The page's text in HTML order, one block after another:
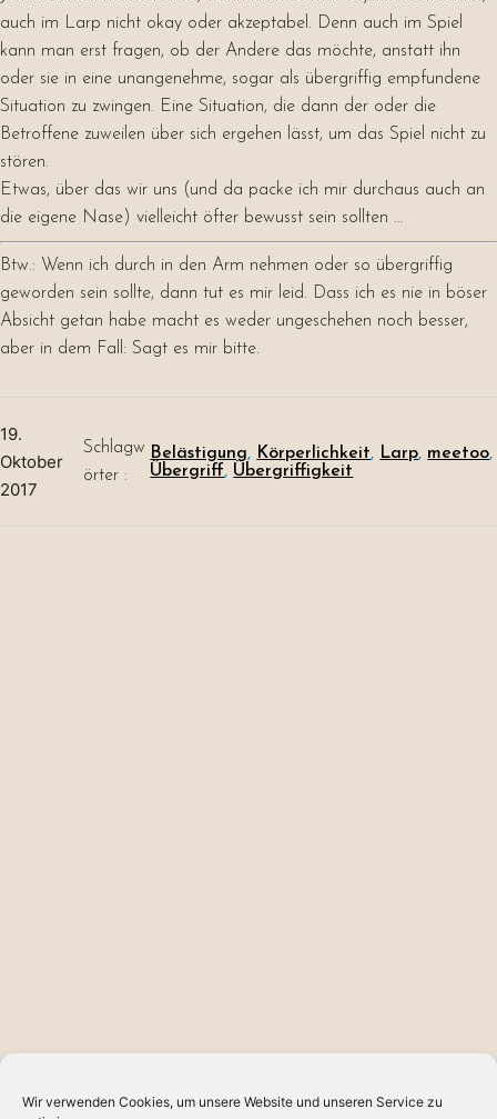
Wir verwenden Cookies, um unsere Website und unseren Service zu
auch im Larp nicht okay oder akzeptabel. Denn auch im Spiel
kann man erst fragen, ob der Andere das möchte, anstatt ihn
oder sie in eine unangenehme, sogar als übergriffig empfundene
Situation zu zwingen. Eine Situation, die dann der oder die
Betroffene zuweilen über sich ergehen lässt, um das Spiel nicht zu
stören.
Etwas, über das wir uns (und da packe ich mir durchaus auch an
die eigene Nase) vielleicht öfter bewusst sein sollten …
Btw.: Wenn ich durch in den Arm nehmen oder so übergriffig
geworden sein sollte, dann tut es mir leid. Dass ich es nie in böser
Absicht getan habe macht es weder ungeschehen noch besser,
aber in dem Fall: Sagt es mir bitte.
19.
Oktober
2017
Schlagw
örter :
Belästigung, Körperlichkeit, Larp, meetoo
Übergriff, Übergriffigkeit